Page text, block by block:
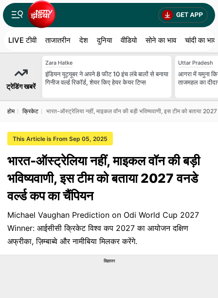
LIVE टीवी ताजातरीन देश दुनिया वीडियो सोने का भाव चांदी का भाव
ट्रेडिंग खबरें
Zara Hatke
इंडियन यूट्यूबर ने अपने 8 फीट 10 इंच लंबे बालों से बनाया
गिनीज वर्ल्ड रिकॉर्ड, शेयर किए हेयर केयर टिप्स
Uttar Pradesh
आगरा में यमुना
ताजमहल का
होम क्रिकेट भारत-ऑस्ट्रेलिया नहीं, माइकल वॉन की बड़ी भविष्यवाणी, इस टीम को बताया
This Article is From Sep 05, 2025
भारत-ऑस्ट्रेलिया नहीं, माइकल वॉन की बड़ी
भविष्यवाणी, इस टीम को बताया 2027 वनडे
वर्ल्ड कप का चैंपियन
Michael Vaughan Prediction on Odi World Cup 2027
Winner: आईसीसी क्रिकेट विश्व कप 2027 का आयोजन दक्षिण
अफ्रीका, ज़िम्बाब्वे और नामीबिया मिलकर करेंगे.
विज्ञापन